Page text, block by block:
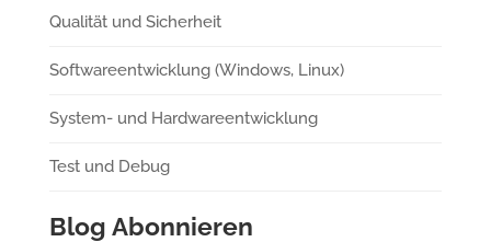
Qualität und Sicherheit
Softwareentwicklung (Windows, Linux)
System- und Hardwareentwicklung
Test und Debug
Blog Abonnieren